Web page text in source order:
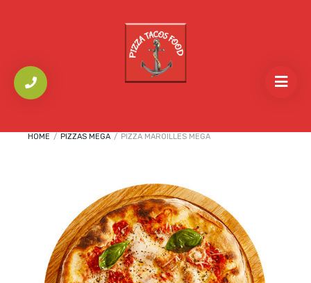
HOME / PIZZAS MEGA / PIZZA MAROILLES MEGA